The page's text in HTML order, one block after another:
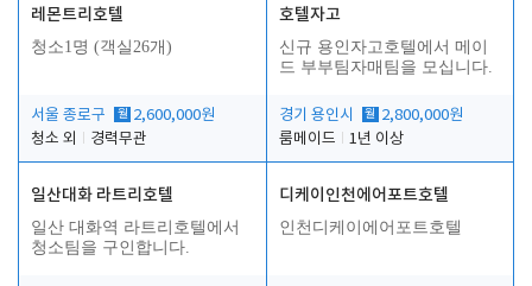
레몬트리호텔
청소1명 (객실26개)
서울 종로구 월 2,600,000원
청소 외
경력무관
호텔자고
신규 용인자고호텔에서 메이
드 부부팀자매팀을 모십니다.
경기 용인시 월 2,800,000원
룸메이드
1년 이상
일산대화 라트리호텔
일산 대화역 라트리호텔에서
청소팀을 구인합니다.
디케이인천에어포트호텔
인천디케이에어포트호텔